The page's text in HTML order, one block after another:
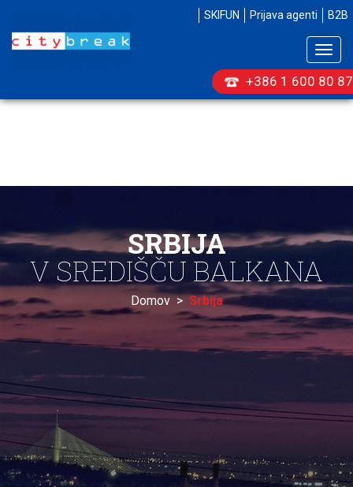
+386 1 600 80 87
SKIFUN Prijava agenti B2B
SRBIJA
V SREDIŠČU BALKANA
Domov>Srbija